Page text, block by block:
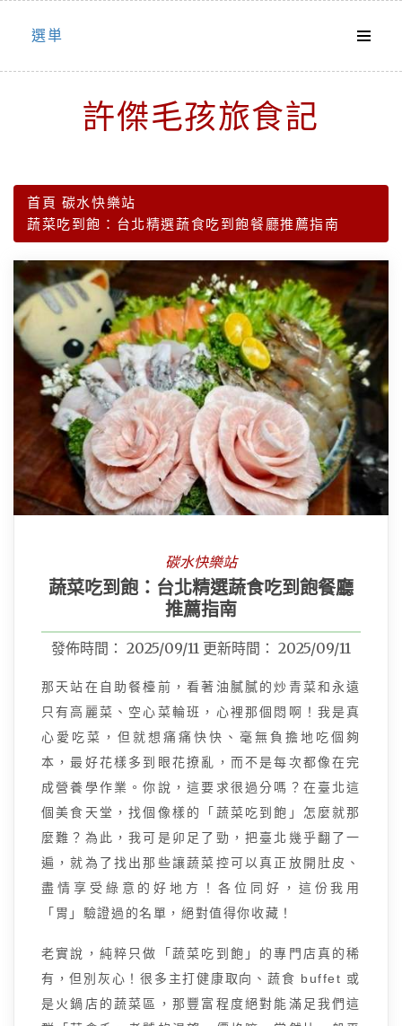
Skip
選単
許傑毛孩旅食記
首頁 碳水快樂站
蔬菜吃到飽：台北精選蔬食吃到飽餐廳推薦指南
碳水快樂站
蔬菜吃到飽：台北精選蔬食吃到飽餐廳
推薦指南
發佈時間： 2025/09/11 更新時間： 2025/09/11
那天站在自助餐檯前，看著油膩膩的炒青菜和永遠
只有高麗菜、空心菜輪班，心裡那個悶啊！我是真
心愛吃菜，但就想痛痛快快、毫無負擔地吃個夠
本，最好花樣多到眼花撩亂，而不是每次都像在完
成營養學作業。你說，這要求很過分嗎？在臺北這
個美食天堂，找個像樣的「蔬菜吃到飽」怎麼就那
麼難？為此，我可是卯足了勁，把臺北幾乎翻了一
遍，就為了找出那些讓蔬菜控可以真正放開肚皮、
盡情享受綠意的好地方！各位同好，這份我用
「胃」驗證過的名單，絕對值得你收藏！
老實說，純粹只做「蔬菜吃到飽」的專門店真的稀
有，但別灰心！很多主打健康取向、蔬食 buffet 或
是火鍋店的蔬菜區，那豐富程度絕對能滿足我們這